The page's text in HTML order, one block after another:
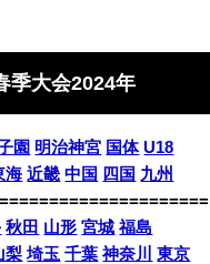
季大会2024年
園 明治神宮 国体 U18
海 近畿 中国 四国 九州
秋田 山形 宮城 福島
梨 埼玉 千葉 神奈川
東京